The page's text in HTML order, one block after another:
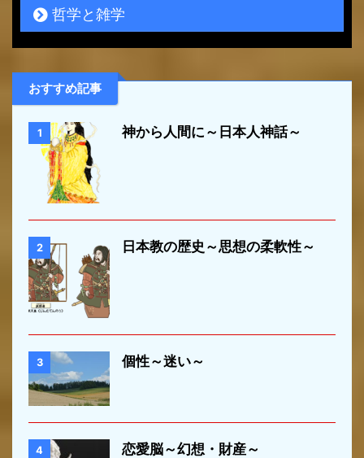
哲学と雑学
おすすめ記事
1 神から人間に～日本人神話～
2 日本教の歴史～思想の柔軟性～
3 個性～迷い～
4 恋愛脳～幻想・財産～